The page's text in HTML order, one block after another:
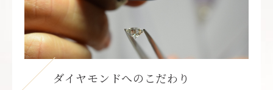
ダイヤモンドへのこだわり